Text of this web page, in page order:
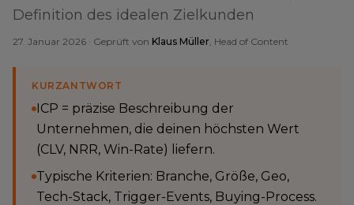
Definition des idealen Zielkunden
27. Januar 2026 · Geprüft von Klaus Müller, Head of Content
KURZANTWORT
ICP = präzise Beschreibung der
Unternehmen, die deinen höchsten Wert
(CLV, NRR, Win-Rate) liefern.
Typische Kriterien: Branche, Größe, Geo,
Tech-Stack, Trigger-Events, Buying-Process.